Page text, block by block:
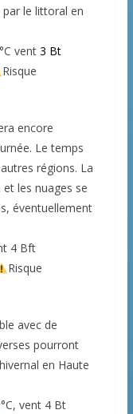
par le littoral en
vent 3 Bt
Risque
encore
Le temps
régions. La
les nuages se
éventuellement
4 Bft
Risque
avec de
pourront
en Haute
vent 4 Bt